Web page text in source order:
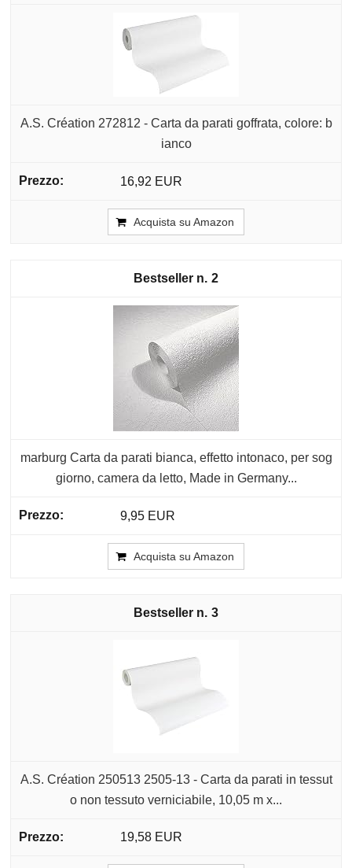
A.S. Création 272812 - Carta da parati goffrata, colore: b
ianco
16,92 EUR
Acquista su Amazon
2
marburg Carta da parati bianca, effetto intonaco, per sog
giorno, camera da letto, Made in Germany...
9,95 EUR
Acquista su Amazon
3
A.S. Création 250513 2505-13 - Carta da parati in tessut
o non tessuto verniciabile, 10,05 m x...
19,58 EUR